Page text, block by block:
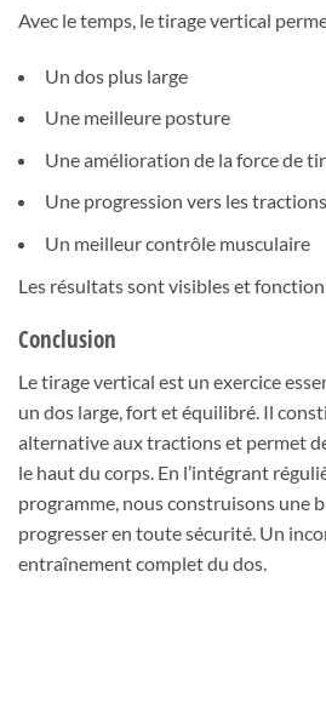
Avec le temps, le tirage vertical
Un dos plus large
Une meilleure posture
Une amélioration de la force de
Une progression vers les tractions
Un meilleur contrôle musculaire
Les résultats sont visibles et
Conclusion
Le tirage vertical est un exercice
un dos large, fort et équilibré. Il
alternative aux tractions et permet
le haut du corps. En l’intégrant
programme, nous construisons une
progresser en toute sécurité. Un
entraînement complet du dos.